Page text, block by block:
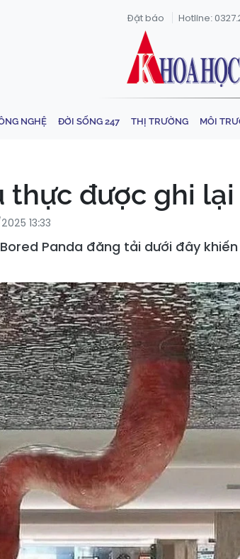
Đặt báo Hotline:
NGHỆ ĐỜI SỐNG 247 THỊ TRƯỜNG MÔI
thực được ghi
13:33
Panda đăng tải dưới đây